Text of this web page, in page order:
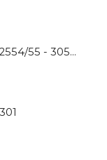
Toner Original RICOH MP 2554/55 - 3054/55